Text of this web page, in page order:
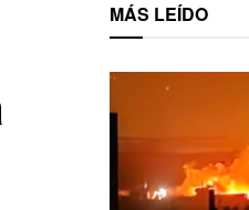
MÁS LEÍDO